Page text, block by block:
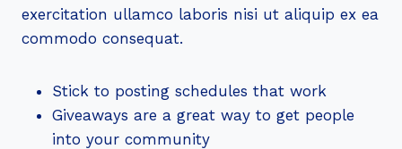
exercitation ullamco laboris nisi ut aliquip ex ea
commodo consequat.
Stick to posting schedules that work
Giveaways are a great way to get people
into your community